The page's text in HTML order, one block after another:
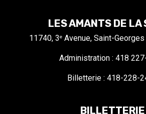
LES AMANTS DE LA
11740, 3eAvenue, Saint-Georges
Administration : 418
Billetterie : 418-228-
BILLETTERIE